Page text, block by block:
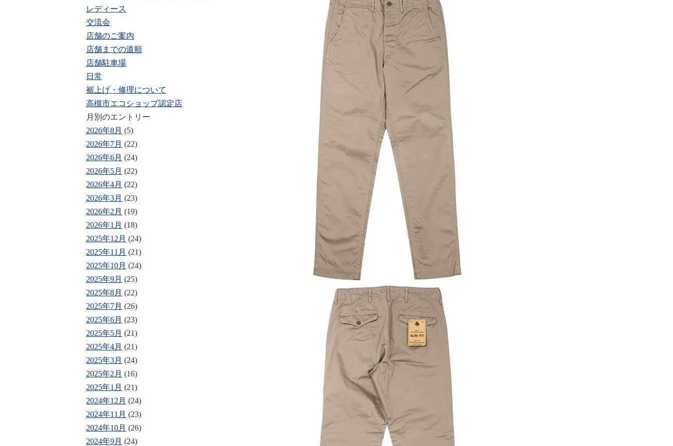
レディース
交流会
店舗のご案内
店舗までの道順
店舗駐車場
日常
裾上げ・修理について
高槻市エコショップ認定店
月別のエントリー
2026年8月 (5)
2026年7月 (22)
2026年6月 (24)
2026年5月 (22)
2026年4月 (22)
2026年3月 (23)
2026年2月 (19)
2026年1月 (18)
2025年12月 (24)
2025年11月 (21)
2025年10月 (24)
2025年9月 (25)
2025年8月 (22)
2025年7月 (26)
2025年6月 (23)
2025年5月 (21)
2025年4月 (21)
2025年3月 (24)
2025年2月 (16)
2025年1月 (21)
2024年12月 (24)
2024年11月 (23)
2024年10月 (26)
2024年9月 (24)